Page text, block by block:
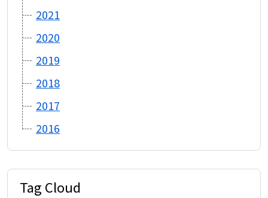
2021
2020
2019
2018
2017
2016
Tag Cloud